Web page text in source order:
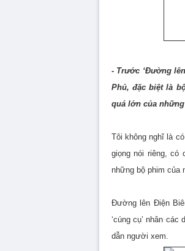
- Trước ‘Đường
Phủ, đặc biệt là
quá lớn của
Tôi không nghĩ là
giọng nói riêng, có
những bộ phim của
Đường lên Điện
‘cúng cụ’ nhân
dẫn người xem.